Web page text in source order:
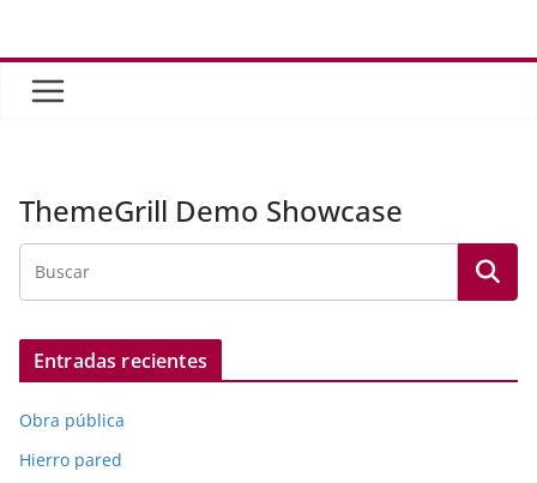
contenido
ThemeGrill Demo Showcase
Entradas recientes
Obra pública
Hierro pared